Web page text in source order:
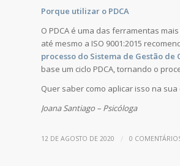
Porque utilizar o PDCA
O PDCA é uma das ferramentas
até mesmo a ISO 9001:2015
processo do Sistema de Gestão de
base um ciclo PDCA, tornando o
Quer saber como aplicar isso na
Joana Santiago – Psicóloga
12 DE AGOSTO DE 2020 / 0